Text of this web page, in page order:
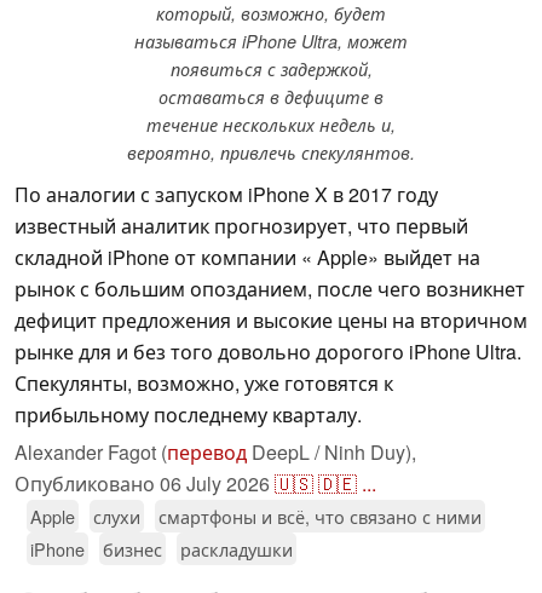
который, возможно, будет
называться iPhone Ultra, может
появиться с задержкой,
оставаться в дефиците в
течение нескольких недель и,
вероятно, привлечь спекулянтов.
По аналогии с запуском iPhone X в 2017 году
известный аналитик прогнозирует, что первый
складной iPhone от компании « Apple» выйдет на
рынок с большим опозданием, после чего возникнет
дефицит предложения и высокие цены на вторичном
рынке для и без того довольно дорогого iPhone Ultra.
Спекулянты, возможно, уже готовятся к
прибыльному последнему кварталу.
Alexander Fagot (перевод DeepL / Ninh Duy),
Опубликовано 06 July 2026🇺🇸🇩🇪 ...
Apple слухи
смартфоны и всё, что связано с ними
iPhone
бизнес раскладушки